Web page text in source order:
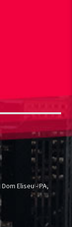
Eliseu - PA,